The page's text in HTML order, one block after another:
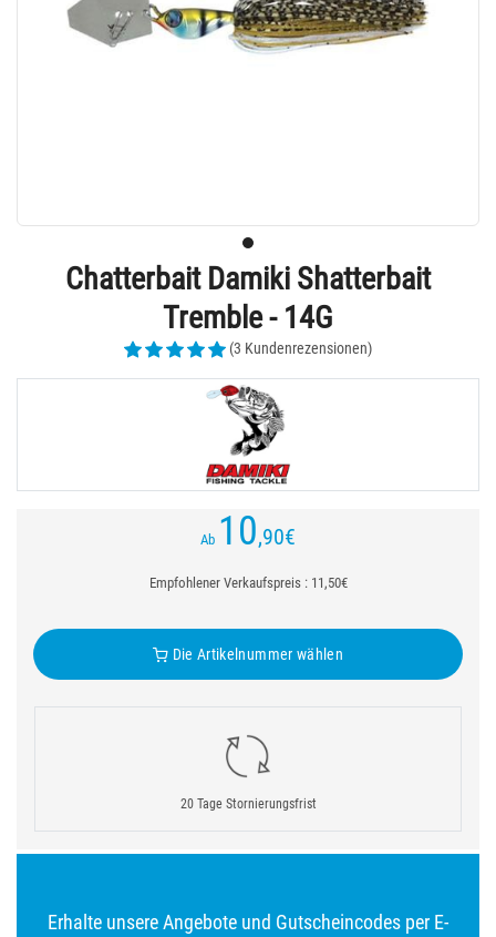
Chatterbait Damiki Shatterbait
Tremble - 14G
(3 Kundenrezensionen)
Ab 10,90€
Empfohlener Verkaufspreis : 11,50€
Die Artikelnummer wählen
20 Tage Stornierungsfrist
Erhalte unsere Angebote und Gutscheincodes per E-